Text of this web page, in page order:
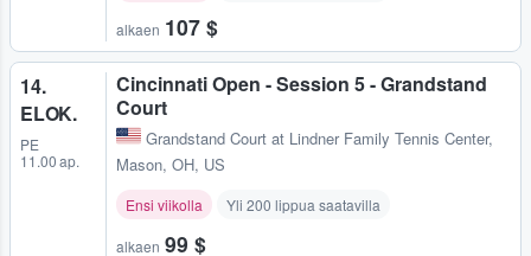
alkaen 107 $
14.
ELOK.
PE
11.00 ap.
Cincinnati Open - Session 5 - Grandstand
Court
Grandstand Court at Lindner Family Tennis Center,
Mason, OH, US
Ensi viikolla Yli 200 lippua saatavilla
alkaen 99 $